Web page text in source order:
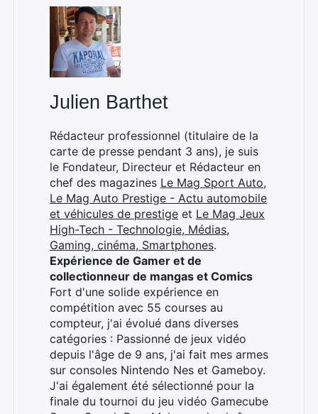
Julien Barthet
Rédacteur professionnel (titulaire de la
carte de presse pendant 3 ans), je suis
le Fondateur, Directeur et Rédacteur en
chef des magazines Le Mag Sport Auto,
Le Mag Auto Prestige - Actu automobile
et véhicules de prestige et Le Mag Jeux
High-Tech - Technologie, Médias,
Gaming, cinéma, Smartphones.
Expérience de Gamer et de
collectionneur de mangas et Comics
Fort d'une solide expérience en
compétition avec 55 courses au
compteur, j'ai évolué dans diverses
catégories : Passionné de jeux vidéo
depuis l'âge de 9 ans, j'ai fait mes armes
sur consoles Nintendo Nes et Gameboy.
J'ai également été sélectionné pour la
finale du tournoi du jeu vidéo Gamecube